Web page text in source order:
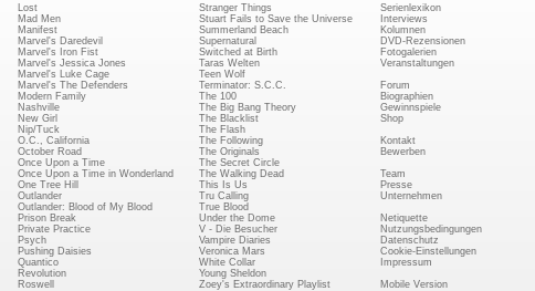
Lost
Mad Men
Manifest
Marvel's Daredevil
Marvel's Iron Fist
Marvel's Jessica Jones
Marvel's Luke Cage
Marvel's The Defenders
Modern Family
Nashville
New Girl
Nip/Tuck
O.C., California
October Road
Once Upon a Time
Once Upon a Time in Wonderland
One Tree Hill
Outlander
Outlander: Blood of My Blood
Prison Break
Private Practice
Psych
Pushing Daisies
Quantico
Revolution
Roswell
Stranger Things
Stuart Fails to Save the Universe
Summerland Beach
Supernatural
Switched at Birth
Taras Welten
Teen Wolf
Terminator: S.C.C.
The 100
The Big Bang Theory
The Blacklist
The Flash
The Following
The Originals
The Secret Circle
The Walking Dead
This Is Us
Tru Calling
True Blood
Under the Dome
V - Die Besucher
Vampire Diaries
Veronica Mars
White Collar
Young Sheldon
Zoey's Extraordinary Playlist
Serienlexikon
Interviews
Kolumnen
DVD-Rezensionen
Fotogalerien
Veranstaltungen
Forum
Biographien
Gewinnspiele
Shop
Kontakt
Bewerben
Team
Presse
Unternehmen
Netiquette
Nutzungsbedingungen
Datenschutz
Cookie-Einstellungen
Impressum
Mobile Version